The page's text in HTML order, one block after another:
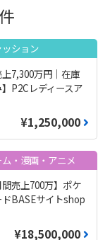
ッション
上7,300万円｜在庫
P2Cレディースア
¥1,250,000
・漫画・アニメ
間売上700万】ポケ
ドBASEサイトshop
¥18,500,000